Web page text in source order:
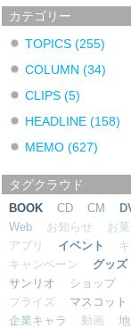
カテゴリー
TOPICS(255)
COLUMN(34)
CLIPS(5)
HEADLINE(158)
MEMO(627)
タグクラウド
BOOK CD CM
Web
お知らせ お
アプリ
イベント
キャンペーン
グッズ
サンリオ
ショップ
プライズ
マスコット
企業キャラ
動画